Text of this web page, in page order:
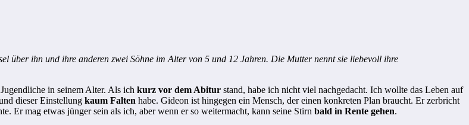
über ihn und ihre anderen zwei Söhne im Alter von 5 und 12 Jahren. Die Mutter nennt sie liebevoll ihre
in seinem Alter. Als ich kurz vor dem Abitur stand, habe ich nicht viel nachgedacht. Ich wollte das Leben auf
dieser Einstellung kaum Falten habe. Gideon ist hingegen ein Mensch, der einen konkreten Plan braucht. Er zerbricht
Er mag etwas jünger sein als ich, aber wenn er so weitermacht, kann seine Stirn bald in Rente gehen.